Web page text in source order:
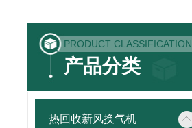
PRODUCT CLASSIFICATION
产品分类
热回收新风换气机